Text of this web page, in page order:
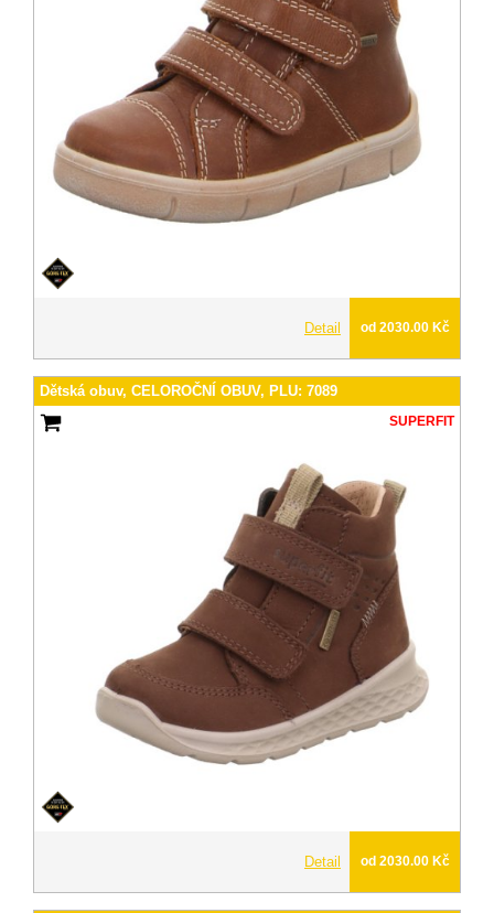
Detail od 2030.00 Kč
Dětská obuv, CELOROČNÍ OBUV, PLU: 7089
SUPERFIT
Detail od 2030.00 Kč